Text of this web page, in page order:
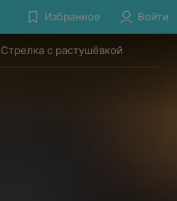
Избранное Войти
Стрелка с растушёвкой